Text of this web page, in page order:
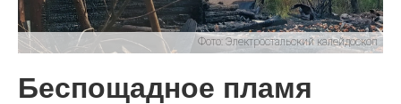
путешествуют по городу
Фото: Электростальский калейдоскоп
Беспощадное пламя